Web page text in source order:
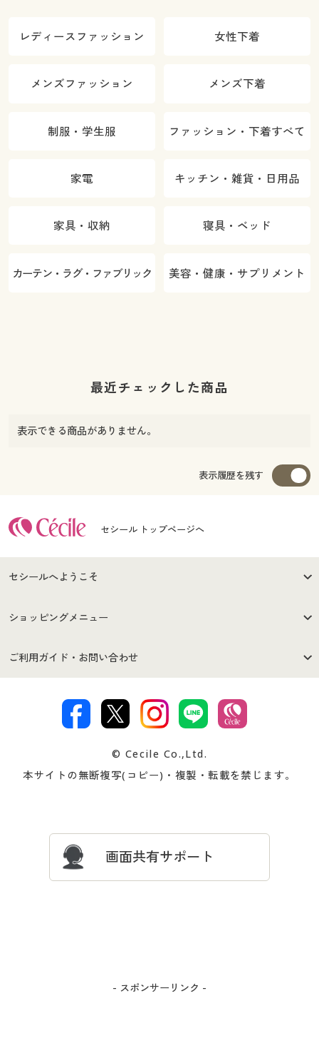
レディースファッション 女性下着
メンズファッション メンズ下着
制服・学生服 ファッション・下着すべて
家電 キッチン・雑貨・日用品
家具・収納 寝具・ベッド
カーテン・ラグ・ファブリック 美容・健康・サプリメント
最近チェックした商品
表示できる商品がありません。
表示履歴を残す
セシール トップページへ
セシールへようこそ
はじめての方へ
セシールご利用規約
著作権・商標について 会社案内
ショッピングメニュー
商品カテゴリ
プレゼント＆キャンペーン サイトマップ
ご利用ガイド・お問い合わせ
交換・返品は お支払は
ついて
忘れの場合
© Cecile Co.,Ltd.
本サイトの無断複写(コピー)・複製・転載を禁じます。
画面共有サポート
- スポンサーリンク -